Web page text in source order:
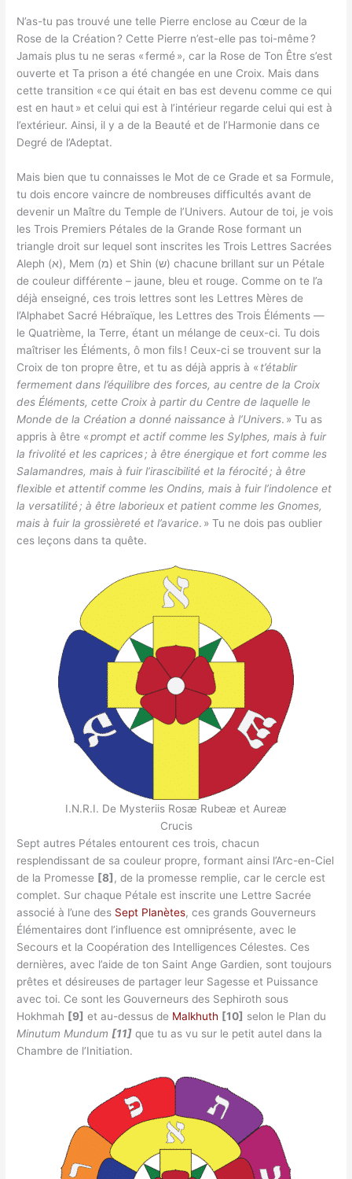
N’as-tu pas trouvé une telle Pierre enclose au Cœur de la
Rose de la Création ? Cette Pierre n’est-elle pas toi-même ?
Jamais plus tu ne seras « fermé », car la Rose de Ton Être s’est
ouverte et Ta prison a été changée en une Croix. Mais dans
cette transition « ce qui était en bas est devenu comme ce qui
est en haut » et celui qui est à l’intérieur regarde celui qui est à
l’extérieur. Ainsi, il y a de la Beauté et de l’Harmonie dans ce
Degré de l’Adeptat.
Mais bien que tu connaisses le Mot de ce Grade et sa Formule,
tu dois encore vaincre de nombreuses difficultés avant de
devenir un Maître du Temple de l’Univers. Autour de toi, je vois
les Trois Premiers Pétales de la Grande Rose formant un
triangle droit sur lequel sont inscrites les Trois Lettres Sacrées
Aleph (א), Mem (מ) et Shin (ש) chacune brillant sur un Pétale
de couleur différente – jaune, bleu et rouge. Comme on te l’a
déjà enseigné, ces trois lettres sont les Lettres Mères de
l’Alphabet Sacré Hébraïque, les Lettres des Trois Éléments —
le Quatrième, la Terre, étant un mélange de ceux-ci. Tu dois
maîtriser les Éléments, ô mon fils ! Ceux-ci se trouvent sur la
Croix de ton propre être, et tu as déjà appris à « t’établir
fermement dans l’équilibre des forces, au centre de la Croix
des Éléments, cette Croix à partir du Centre de laquelle le
Monde de la Création a donné naissance à l’Univers. » Tu as
appris à être «prompt et actif comme les Sylphes, mais à fuir
la frivolité et les caprices; à être énergique et fort comme les
Salamandres, mais à fuir l’irascibilité et la férocité; à être
flexible et attentif comme les Ondins, mais à fuir l’indolence et
la versatilité; à être laborieux et patient comme les Gnomes,
mais à fuir la grossièreté et l’avarice. » Tu ne dois pas oublier
ces leçons dans ta quête.
I.N.R.I. De Mysteriis Rosæ Rubeæ et Aureæ
Crucis
Sept autres Pétales entourent ces trois, chacun
resplendissant de sa couleur propre, formant ainsi l’Arc-en-Ciel
de la Promesse [8] , de la promesse remplie, car le cercle est
complet. Sur chaque Pétale est inscrite une Lettre Sacrée
associé à l’une des Sept Planètes, ces grands Gouverneurs
Élémentaires dont l’influence est omniprésente, avec le
Secours et la Coopération des Intelligences Célestes. Ces
dernières, avec l’aide de ton Saint Ange Gardien, sont toujours
prêtes et désireuses de partager leur Sagesse et Puissance
avec toi. Ce sont les Gouverneurs des Sephiroth sous
Hokhmah [9] et au-dessus de Malkhuth [10] selon le Plan du
Minutum Mundum [11] que tu as vu sur le petit autel dans la
Chambre de l’Initiation.